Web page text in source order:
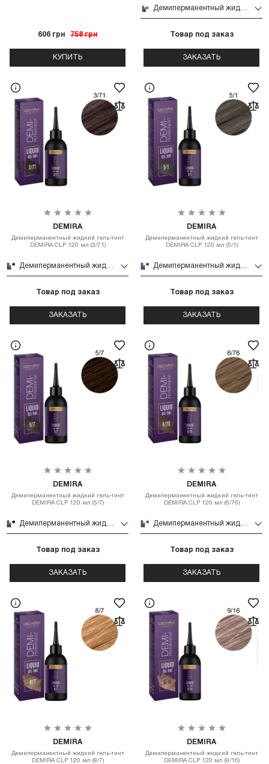
606 грн 758 грн
КУПИТЬ
Демиперманентный жидкий гель-тинт DEMIRA CLP 120 мл (81)
Товар под заказ
ЗАКАЗАТЬ
DEMIRA
Демиперманентный жидкий гель-тинт
DEMIRA CLP 120 мл (3/71)
Демиперманентный жидкий гель-тинт DEMIRA CLP 120 мл (3/71)
Товар под заказ
ЗАКАЗАТЬ
DEMIRA
Демиперманентный жидкий гель-тинт
DEMIRA CLP 120 мл (5/1)
Демиперманентный жидкий гель-тинт DEMIRA CLP 120 мл (5/1)
Товар под заказ
ЗАКАЗАТЬ
DEMIRA
Демиперманентный жидкий гель-тинт
DEMIRA CLP 120 мл (5/7)
Демиперманентный жидкий гель-тинт DEMIRA CLP 120 мл (5/7)
Товар под заказ
ЗАКАЗАТЬ
DEMIRA
Демиперманентный жидкий гель-тинт
DEMIRA CLP 120 мл (6/76)
Демиперманентный жидкий гель-тинт DEMIRA CLP 120 мл (6/76)
Товар под заказ
ЗАКАЗАТЬ
DEMIRA
Демиперманентный жидкий гель-тинт
DEMIRA CLP 120 мл (8/7)
DEMIRA
Демиперманентный жидкий гель-тинт
DEMIRA CLP 120 мл (9/16)